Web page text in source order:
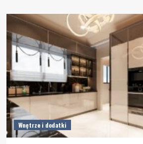
Wnętrze i dodatki